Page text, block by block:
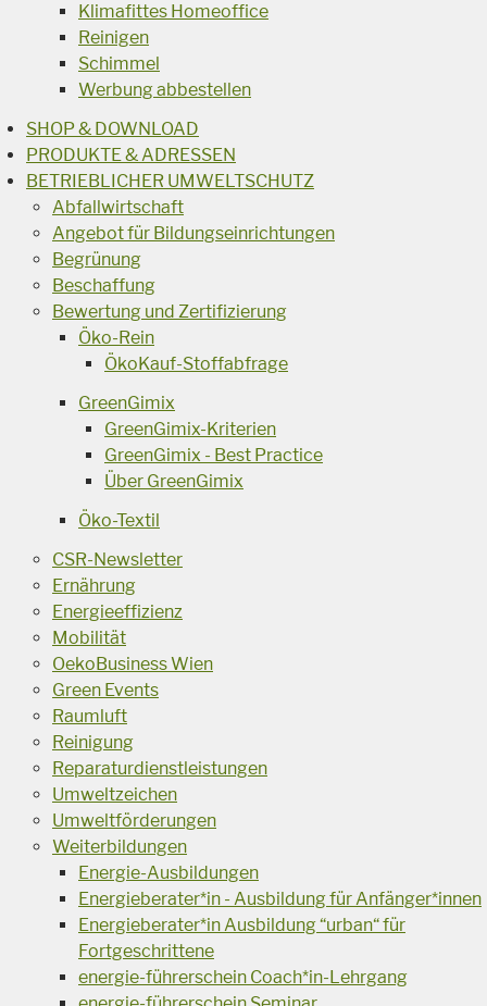
Klimafittes Homeoffice
Reinigen
Schimmel
Werbung abbestellen
SHOP & DOWNLOAD
PRODUKTE & ADRESSEN
BETRIEBLICHER UMWELTSCHUTZ
Abfallwirtschaft
Angebot für Bildungseinrichtungen
Begrünung
Beschaffung
Bewertung und Zertifizierung
Öko-Rein
ÖkoKauf-Stoffabfrage
GreenGimix
GreenGimix-Kriterien
GreenGimix - Best Practice
Über GreenGimix
Öko-Textil
CSR-Newsletter
Ernährung
Energieeffizienz
Mobilität
OekoBusiness Wien
Green Events
Raumluft
Reinigung
Reparaturdienstleistungen
Umweltzeichen
Umweltförderungen
Weiterbildungen
Energie-Ausbildungen
Energieberater*in - Ausbildung für Anfänger*innen
Energieberater*in Ausbildung “urban“ für
Fortgeschrittene
energie-führerschein Coach*in-Lehrgang